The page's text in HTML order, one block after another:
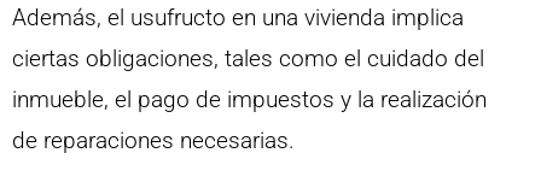
Además, el usufructo en una vivienda implica
ciertas obligaciones, tales como el cuidado del
inmueble, el pago de impuestos y la realización
de reparaciones necesarias.